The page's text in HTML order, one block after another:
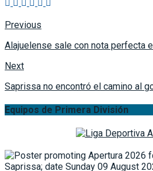
Previous
Alajuelense sale con nota perfecta
Next
Saprissa no encontró el camino al
Equipos de Primera División